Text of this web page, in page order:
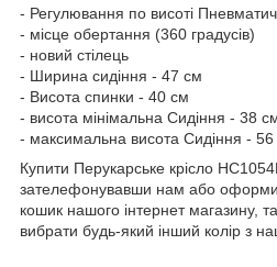
- Регулювання по висоті
- місце обертання (360 градусів)
- новий стілець
- Ширина сидіння - 47 см
- Висота спинки - 40 см
- висота мінімальна Сидіння - 38
- максимальна висота Сидіння -
Купити Перукарське крісло
зателефонувавши нам або
кошик нашого інтернет магазину,
вибрати будь-який інший колір з